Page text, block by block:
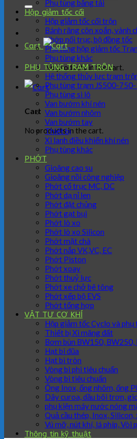
Cart
No products in the cart.
Cart
No products in the cart.
Phụ tùng băng tải
Hộp giảm tốc cối
Hộp giảm tốc cối trộn
Bánh răng côn xoắn, vành
Khớp nối trục, bộ đồng tốc
Phụ tùng hộp giảm tốc
Phụ tùng khác
PHỤ TÙNG TRẠM TRÔN
Hệ thống thủy lực trạm
Phụ tùng trạm JS500-
Phụ tùng si lô
Van bướm khí nén
Van bướm nhôm
Van bướm tay
Thiết bị
Xi lanh điều khiển khí nén
Phụ tùng khác
PHỚT
Gioăng cao su
Gioăng nồi công nghiệp
Phớt cổ trục MC, DC
Phớt dạ nỉ len
Phớt đặt chủng
Phớt gạt bụi
Phớt lò xo
Phớt lò xo Silicon
Phớt mặt chà
Phớt nắp VK,VC, EC
Phớt Piston
Phớt xoay
Phớt thuỷ lực
Phớt xe chở bê tông
Phớt xếp bộ EVS
Phớt tổng hợp
VẬT TƯ CƠ KHÍ
Hộp giảm tốc Cyclo và phụ
Thiết bị Xi măng đất
Bơm bùn BW150, BW250,
Hạt bi đũa
Hạt bi tròn
Vòng bi phi tiêu chuẩn
Vòng bi tiêu chuẩn
Ống Inox, ống nhôm, ống
Dây curoa, dầu bôi trơn,
phụ kiện máy nước nóng
Quả cầu thép, Inox, Silicon,
Vú mỡ, nút khí, lá phíp, Vòi
Thông tin kỹ thuật